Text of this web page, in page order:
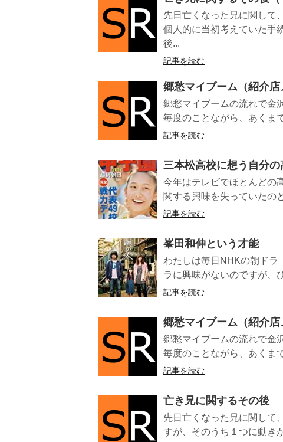
先日亡くなった兄に関して
個人的に当初考えていた手
後...
記事を読む
郷愁マイブーム（紹介店
郷愁マイブームの流れで金
毎度のことながら、あくま
記事を読む
三本松高校に想う自分
今年はテレビでほとんどの
関する興味を失っていたの
記事を読む
峯田和伸という才能
わたしは毎日NHKの朝ドラ
ラに興味がないのですが、
記事を読む
郷愁マイブーム（紹介店
郷愁マイブームの流れで金
毎度のことながら、あくま
記事を読む
亡き兄に関するその後
先日亡くなった兄に関して
すが、そのうち１つに動き